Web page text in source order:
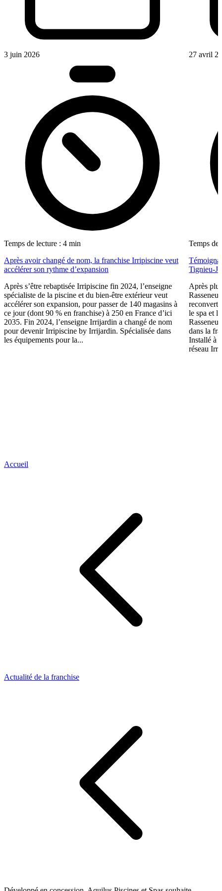
3 juin 2026
Temps de lecture : 4 min
Après avoir changé de nom, la franchise Irripiscine veut
accélérer son rythme d’expansion
Après s’être rebaptisée Irripiscine fin 2024, l’enseigne
spécialiste de la piscine et du bien-être extérieur veut
accélérer son expansion, pour passer de 140 magasins à
ce jour (dont 90 % en franchise) à 250 en France d’ici
2035. Fin 2024, l’enseigne Irrijardin a changé de nom
pour devenir Irripiscine by Irrijardin. Spécialisée dans
les équipements pour la...
27 avril
Temps de
Tignieu-
Après
reconverti
le spa et
dans la
Installé à
réseau
Accueil
Actualité de la franchise